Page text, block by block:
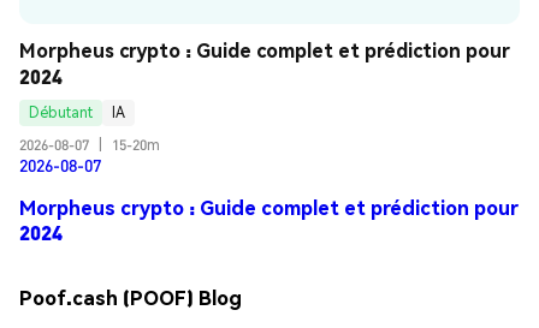
Morpheus crypto : Guide complet et prédiction pour
2024
Débutant
IA
2026-08-07
15-20m
2026-08-07
Morpheus crypto : Guide complet et prédiction pour
2024
Poof.cash (POOF) Blog